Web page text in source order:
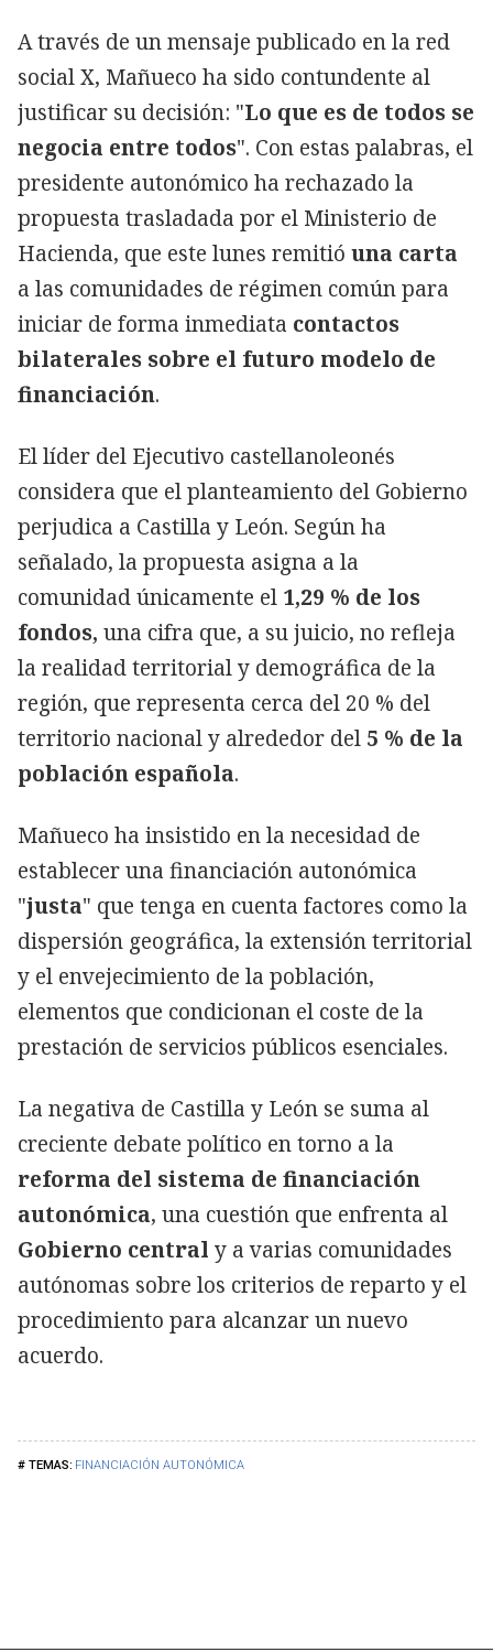
FINANCIACIÓN AUTONÓMICA
A través de un mensaje publicado en la red
social X, Mañueco ha sido contundente al
justificar su decisión: "Lo que es de todos se
negocia entre todos". Con estas palabras, el
presidente autonómico ha rechazado la
propuesta trasladada por el Ministerio de
Hacienda, que este lunes remitió una carta
a las comunidades de régimen común para
iniciar de forma inmediata contactos
bilaterales sobre el futuro modelo de
financiación.
El líder del Ejecutivo castellanoleonés
considera que el planteamiento del Gobierno
perjudica a Castilla y León. Según ha
señalado, la propuesta asigna a la
comunidad únicamente el 1,29 % de los
fondos, una cifra que, a su juicio, no refleja
la realidad territorial y demográfica de la
región, que representa cerca del 20 % del
territorio nacional y alrededor del 5 % de la
población española.
Mañueco ha insistido en la necesidad de
establecer una financiación autonómica
"justa" que tenga en cuenta factores como la
dispersión geográfica, la extensión territorial
y el envejecimiento de la población,
elementos que condicionan el coste de la
prestación de servicios públicos esenciales.
La negativa de Castilla y León se suma al
creciente debate político en torno a la
reforma del sistema de financiación
autonómica, una cuestión que enfrenta al
Gobierno central y a varias comunidades
autónomas sobre los criterios de reparto y el
procedimiento para alcanzar un nuevo
acuerdo.